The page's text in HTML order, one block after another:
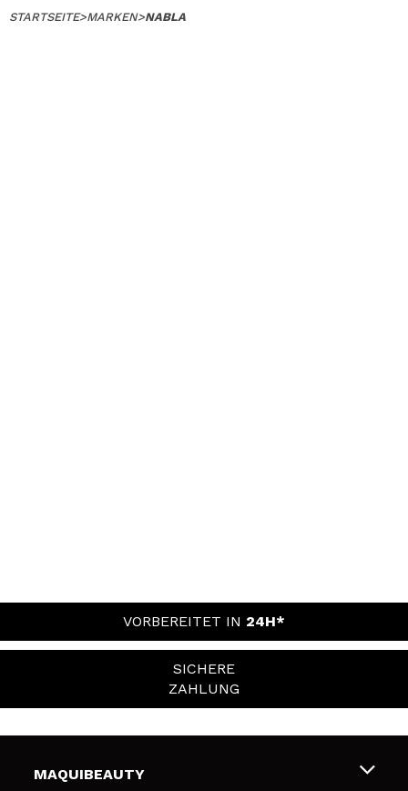
STARTSEITE>MARKEN>NABLA
VORBEREITET IN 24H*
SICHERE
ZAHLUNG
MAQUIBEAUTY